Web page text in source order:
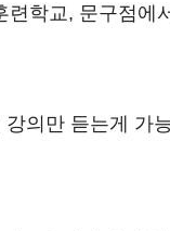
학교, 문구점
의만 듣는게 가